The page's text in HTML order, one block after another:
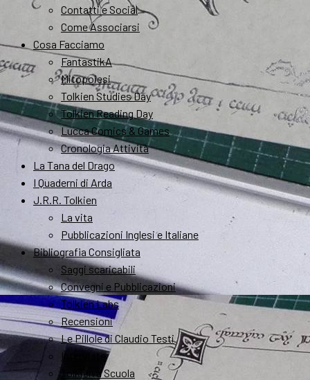
Contatti e Social
Come Associarsi
Cosa Facciamo
FantastikA
Mitopoiesi
Tolkien Studies Day
Tolkien Reading Day
Lucca Comics & Games
Cronologia Attività
La Tana del Drago
I Quaderni di Arda
J.R.R. Tolkien
La vita
Pubblicazioni Inglesi e Italiane
Bibliografia Consigliata
Saggi scaricabili
Convegni e Pubblicazioni
Tolkien Labs
Recensioni
Le Pillole di Claudio Testi
Interviste
Tolkien a Scuola